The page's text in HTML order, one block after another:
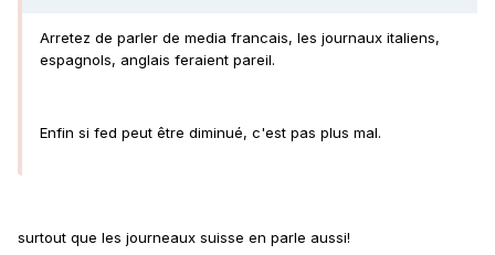
Arretez de parler de media francais, les journaux italiens,
espagnols, anglais feraient pareil.
Enfin si fed peut être diminué, c'est pas plus mal.
surtout que les journeaux suisse en parle aussi!